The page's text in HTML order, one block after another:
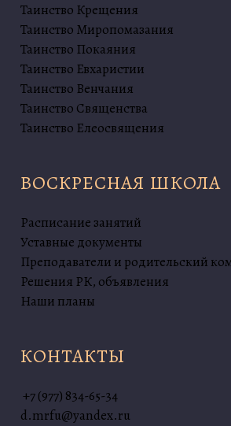
Таинство Крещения
Таинство Миропомазания
Таинство Покаяния
Таинство Евхаристии
Таинство Венчания
Таинство Священства
Таинство Елеосвящения
ВОСКРЕСНАЯ ШКОЛА
Расписание занятий
Уставные документы
Преподаватели и родительский
Решения РК, объявления
Наши планы
КОНТАКТЫ
+7 (977) 834-65-34
d.mrfu@yandex.ru